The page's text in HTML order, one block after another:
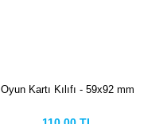
Oyun Kartı Kılıfı - 59x92 mm